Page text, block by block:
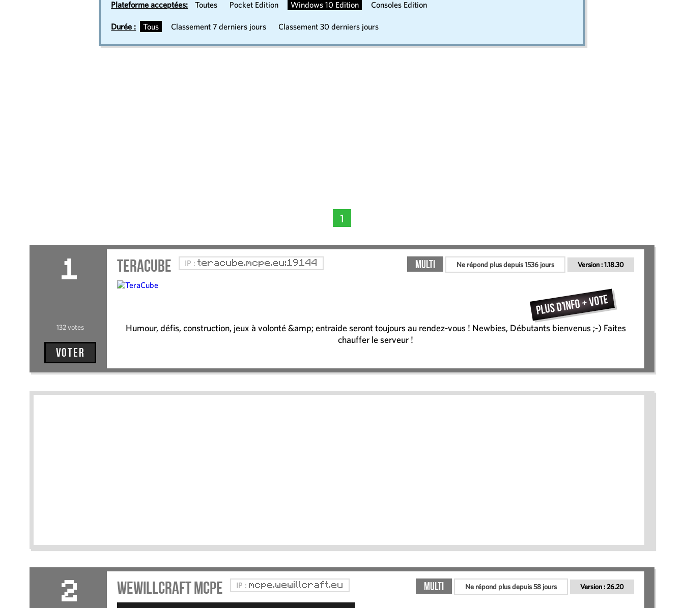
Plateforme acceptées: Toutes Pocket Edition Windows 10 Edition Consoles Edition
Durée : Tous Classement 7 derniers jours Classement 30 derniers jours
1
1
132 votes
Voter
TeraCube IP : teracube.mcpe.eu:19144 Multi Ne répond plus depuis 1536 jours Version :1.18.30
Plus d'info + vote
Humour, défis, construction, jeux à volonté &amp; entraide seront toujours au rendez-vous ! Newbies, Débutants bienvenus ;-) Faites
chauffer le serveur !
2 WeWillCraft MCPE IP : mcpe.wewillcraft.eu Multi Ne répond plus depuis 58 jours Version :26.20